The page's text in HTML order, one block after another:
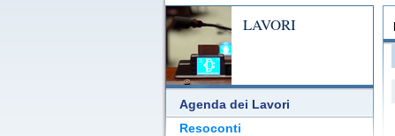
LAVORI
Agenda dei Lavori
Resoconti